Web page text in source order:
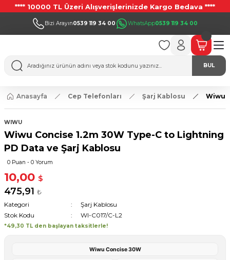
**** 10000 TL Üzeri Alışverişlerinizde Kargo Bedava ****
Bizi Arayın0539 119 34 00 WhatsApp0539 119 34 00
BUL
Anasayfa Cep Telefonları Şarj Kablosu Wiwu
WIWU
Wiwu Concise 1.2m 30W Type-C to Lightning
PD Data ve Şarj Kablosu
0 Puan - 0 Yorum
10,00 $
475,91 ₺
Kategori
Şarj Kablosu
Stok Kodu
WI-C017/C-L2
*49,30 TL den başlayan taksitlerle!
Wiwu Concise 30W